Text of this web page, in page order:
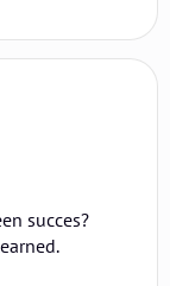
succes?